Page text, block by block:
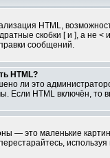
HTML,
скобки [ и ], а не
сообщений.
HTML?
ли это
Если HTML включён, то
— это маленькие